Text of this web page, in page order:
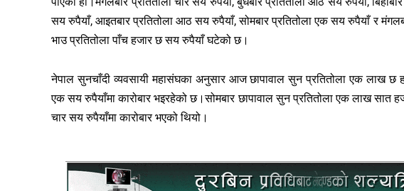
सय रुपैयाँ, आइतबार प्रतितोला आठ सय रुपैयाँ, सोमबार प्रतितोला एक सय रुपैयाँ र
भाउ प्रतितोला पाँच हजार छ सय रुपैयाँ घटेको छ।
नेपाल सुनचाँदी व्यवसायी महासंघका अनुसार आज छापावाल सुन प्रतितोला एक लाख
एक सय रुपैयाँमा कारोबार भइरहेको छ।सोमबार छापावाल सुन प्रतितोला एक लाख सात
चार सय रुपैयाँमा कारोबार भएको थियो।